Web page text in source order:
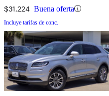
$31,224 Buena oferta
Incluye tarifas de conc.